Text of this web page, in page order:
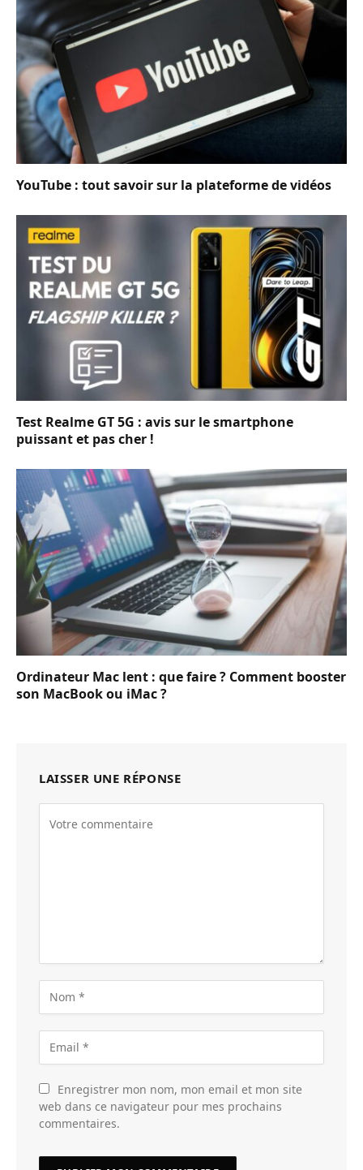
YouTube : tout savoir sur la plateforme de vidéos
Test Realme GT 5G : avis sur le smartphone
puissant et pas cher !
Ordinateur Mac lent : que faire ? Comment booster
son MacBook ou iMac ?
LAISSER UNE RÉPONSE
Enregistrer mon nom, mon email et mon site
web dans ce navigateur pour mes prochains
commentaires.